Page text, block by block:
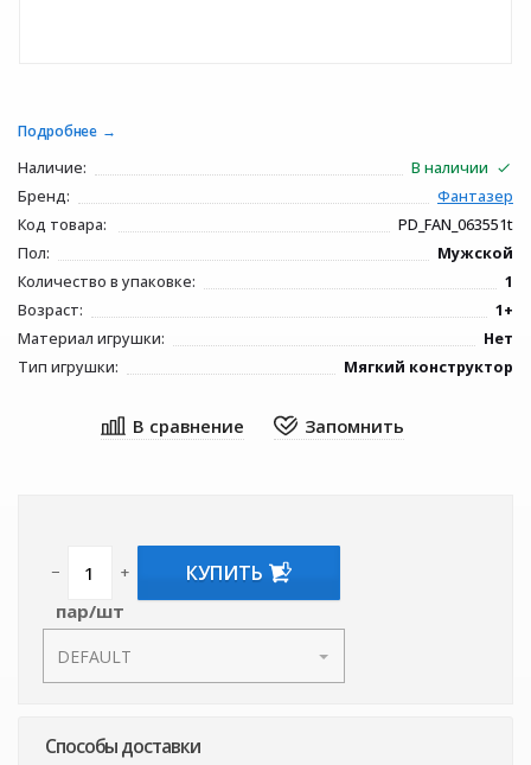
Подробнее
Наличие:
В наличии
Бренд:
Фантазер
Код товара:
PD_FAN_063551t
Пол:
Мужской
Количество в упаковке:
1
Возраст:
1+
Материал игрушки:
Нет
Тип игрушки:
Мягкий конструктор
− +
пар/шт
КУПИТЬ
Способы доставки